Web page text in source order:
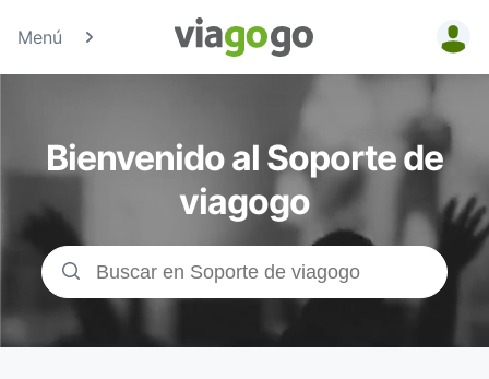
Menú
Entradas
para
Conciertos,
Deporte y
Teatro |
viagogo, el
Bienvenido al Soporte de
viagogo